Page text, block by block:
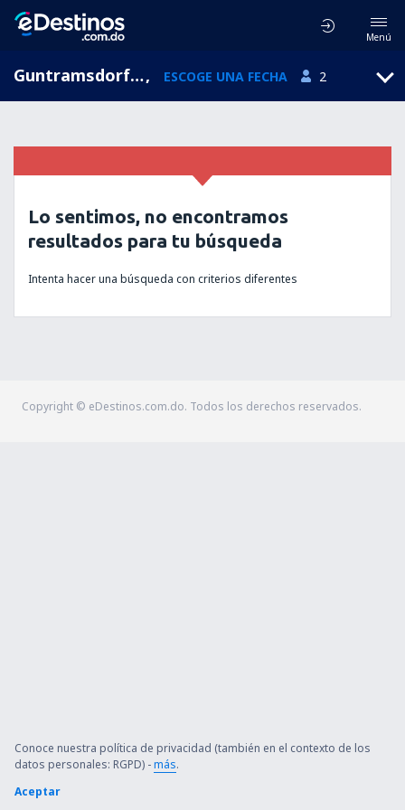
Menú
Guntramsdorf, Baja Austria, Austria, ESCOGE UNA FECHA 2
Lo sentimos, no encontramos
resultados para tu búsqueda
Intenta hacer una búsqueda con criterios diferentes
Copyright © eDestinos.com.do. Todos los derechos reservados.
Conoce nuestra política de privacidad (también en el contexto de los
datos personales: RGPD) -más.
Aceptar